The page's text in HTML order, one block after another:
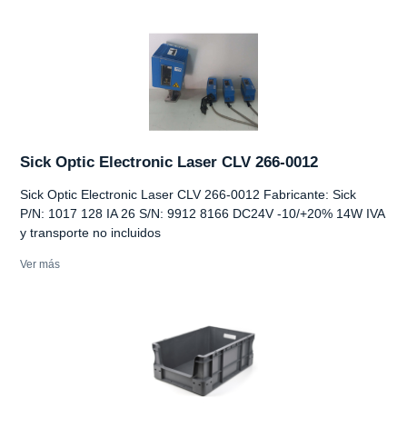
Sick Optic Electronic Laser CLV 266-0012
Sick Optic Electronic Laser CLV 266-0012 Fabricante: Sick
P/N: 1017 128 IA 26 S/N: 9912 8166 DC24V -10/+20% 14W IVA
y transporte no incluidos
Ver más